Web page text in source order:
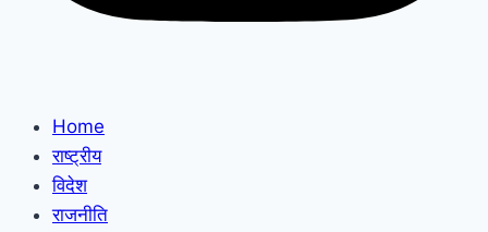
Home
राष्ट्रीय
विदेश
राजनीति